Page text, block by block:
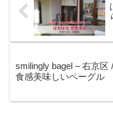
smilingly bagel – 右京区
食感美味しいベーグル